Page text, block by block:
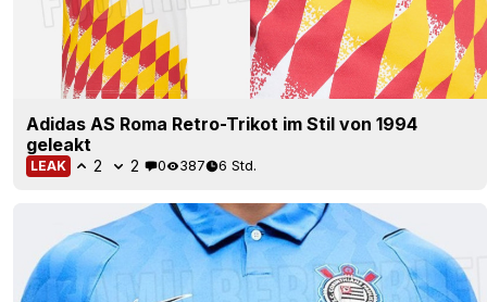
Adidas AS Roma Retro-Trikot im Stil von 1994
geleakt
LEAK 2 2 0 387 6 Std.